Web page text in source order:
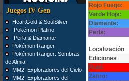
Juegos IV Gen
HeartGold & SoulSilver
Pokémon Platino
Perla & Diamante
Pokémon Ranger
Pokémon Ranger: Sombras
de Almia
MM2: Exploradores del Cielo
MM2: Exploradores del
Rojo Fuego:
Verde Hoja:
Diamante:
Perla:
Localización
Ediciones
Rubí:
Zafiro: